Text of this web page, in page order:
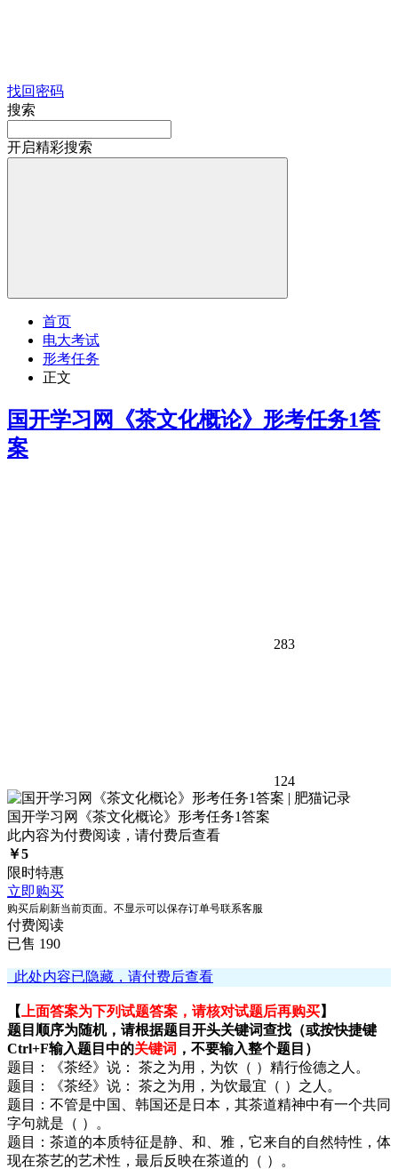
找回密码
搜索
开启精彩搜索
首页
电大考试
形考任务
正文
国开学习网《茶文化概论》形考任务1答
案
283
124
国开学习网《茶文化概论》形考任务1答案
此内容为付费阅读，请付费后查看
￥5
限时特惠
立即购买
购买后刷新当前页面。不显示可以保存订单号联系客服
付费阅读
已售 190
此处内容已隐藏，请付费后查看
【 上面答案为下列试题答案，请核对试题后再购买】
题目顺序为随机，请根据题目开头关键词查找（或按快捷键
Ctrl+F输入题目中的关键词 ，不要输入整个题目）
题目：《茶经》说： 茶之为用，为饮（ ）精行俭德之人。
题目：《茶经》说： 茶之为用，为饮最宜（ ）之人。
题目：不管是中国、韩国还是日本，其茶道精神中有一个共同
字句就是（ ）。
题目：茶道的本质特征是静、和、雅，它来自的自然特性，体
现在茶艺的艺术性，最后反映在茶道的（ ）。